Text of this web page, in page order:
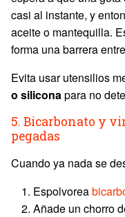
casi al instante, y
aceite o mantequilla.
forma una barrera
Evita usar utensilios
o siliconapara no
5. Bicarbonato y
pegadas
Cuando ya nada se
Espolvorea
Añade un chorro